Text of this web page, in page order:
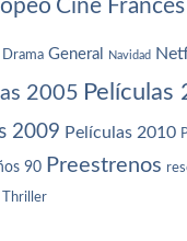
Cine Francés
Drama General Navidad
2005 Películas
2009 Películas 2010
90 Preestrenos
Thriller